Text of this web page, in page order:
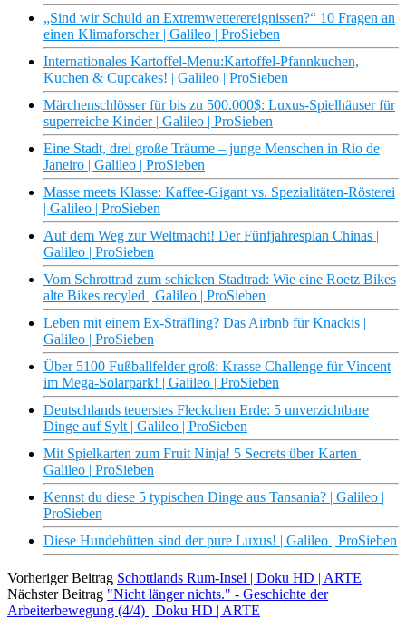
„Sind wir Schuld an Extremwetterereignissen?“ 10 Fragen an
einen Klimaforscher | Galileo | ProSieben
Internationales Kartoffel-Menu:Kartoffel-Pfannkuchen,
Kuchen & Cupcakes! | Galileo | ProSieben
Märchenschlösser für bis zu 500.000$: Luxus-Spielhäuser für
superreiche Kinder | Galileo | ProSieben
Eine Stadt, drei große Träume – junge Menschen in Rio de
Janeiro | Galileo | ProSieben
Masse meets Klasse: Kaffee-Gigant vs. Spezialitäten-Rösterei
| Galileo | ProSieben
Auf dem Weg zur Weltmacht! Der Fünfjahresplan Chinas |
Galileo | ProSieben
Vom Schrottrad zum schicken Stadtrad: Wie eine Roetz Bikes
alte Bikes recyled | Galileo | ProSieben
Leben mit einem Ex-Sträfling? Das Airbnb für Knackis |
Galileo | ProSieben
Über 5100 Fußballfelder groß: Krasse Challenge für Vincent
im Mega-Solarpark! | Galileo | ProSieben
Deutschlands teuerstes Fleckchen Erde: 5 unverzichtbare
Dinge auf Sylt | Galileo | ProSieben
Mit Spielkarten zum Fruit Ninja! 5 Secrets über Karten |
Galileo | ProSieben
Kennst du diese 5 typischen Dinge aus Tansania? | Galileo |
ProSieben
Diese Hundehütten sind der pure Luxus! | Galileo | ProSieben
Vorheriger Beitrag Schottlands Rum-Insel | Doku HD | ARTE
Nächster Beitrag "Nicht länger nichts." - Geschichte der
Arbeiterbewegung (4/4) | Doku HD | ARTE